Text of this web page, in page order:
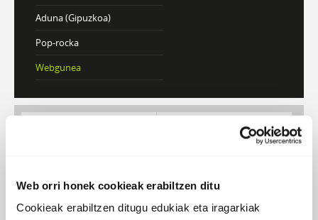
Web orri honek cookieak erabiltzen ditu
Cookieak erabiltzen ditugu edukiak eta iragarkiak
Aduna (Gipuzkoa)
Pop-rocka
Webgunea
BIOGRAFIA